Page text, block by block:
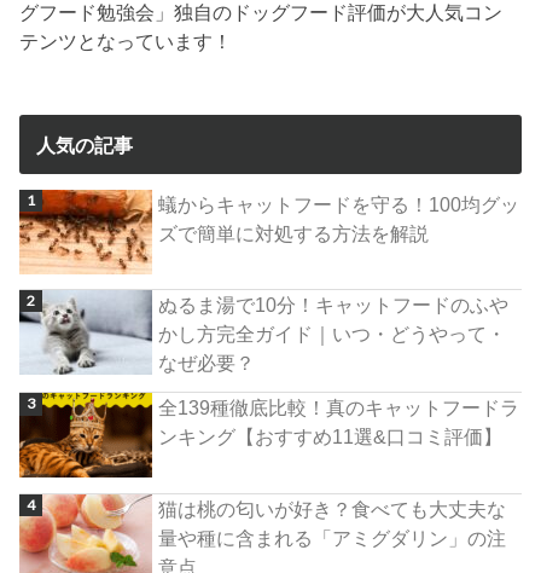
グフード勉強会」独自のドッグフード評価が大人気コン
テンツとなっています！
人気の記事
蟻からキャットフードを守る！100均グッ
ズで簡単に対処する方法を解説
ぬるま湯で10分！キャットフードのふや
かし方完全ガイド｜いつ・どうやって・
なぜ必要？
全139種徹底比較！真のキャットフードラ
ンキング【おすすめ11選&口コミ評価】
猫は桃の匂いが好き？食べても大丈夫な
量や種に含まれる「アミグダリン」の注
意点